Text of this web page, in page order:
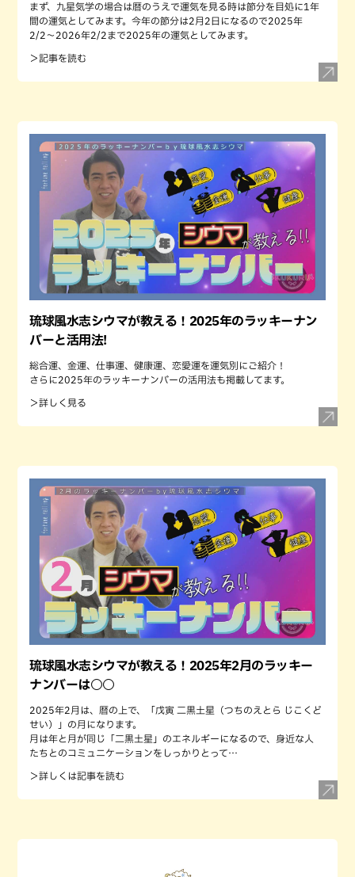
まず、九星気学の場合は暦のうえで運気を見る時は節分を目処に1年
間の運気としてみます。今年の節分は2月2日になるので2025年
2/2〜2026年2/2まで2025年の運気としてみます。
＞記事を読む
琉球風水志シウマが教える！2025年のラッキーナン
バーと活用法!
総合運、金運、仕事運、健康運、恋愛運を運気別にご紹介！
さらに2025年のラッキーナンバーの活用法も掲載してます。
＞詳しく見る
琉球風水志シウマが教える！2025年2月のラッキー
ナンバーは○○
2025年2月は、暦の上で、「戊寅 二黒土星（つちのえとら じこくど
せい）」の月になります。
月は年と月が同じ「二黒土星」のエネルギーになるので、身近な人
たちとのコミュニケーションをしっかりとって…
＞詳しくは記事を読む